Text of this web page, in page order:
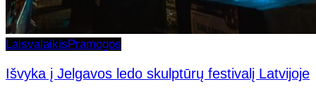
LaisvalaikisPramogos
Išvyka į Jelgavos ledo skulptūrų festivalį Latvijoje